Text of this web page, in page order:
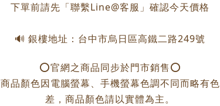
下單前請先「聯繫Line@客服」確認今天價格
🔊 銀樓地址：台中市烏日區高鐵二路249號
⭕️官網之商品同步於門市銷售⭕️
商品顏色因電腦螢幕、手機螢幕色調不同而略有色
差，商品顏色請以實體為主。